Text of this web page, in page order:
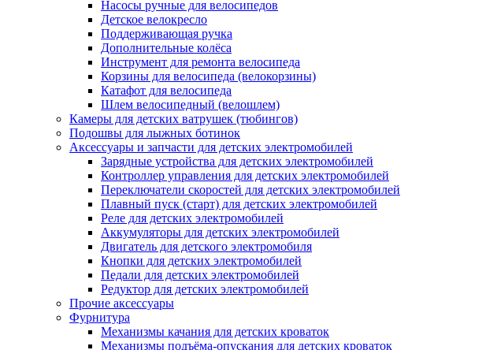
Насосы ручные для велосипедов
Детское велокресло
Поддерживающая ручка
Дополнительные колёса
Инструмент для ремонта велосипеда
Корзины для велосипеда (велокорзины)
Катафот для велосипеда
Шлем велосипедный (велошлем)
Камеры для детских ватрушек (тюбингов)
Подошвы для лыжных ботинок
Аксессуары и запчасти для детских электромобилей
Зарядные устройства для детских электромобилей
Контроллер управления для детских электромобилей
Переключатели скоростей для детских электромобилей
Плавный пуск (старт) для детских электромобилей
Реле для детских электромобилей
Аккумуляторы для детских электромобилей
Двигатель для детского электромобиля
Кнопки для детских электромобилей
Педали для детских электромобилей
Редуктор для детских электромобилей
Прочие аксессуары
Фурнитура
Механизмы качания для детских кроваток
Механизмы подъёма-опускания для детских кроваток